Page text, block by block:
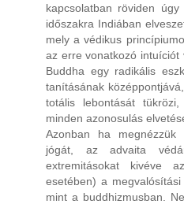
kapcsolatban röviden
időszakra Indiában
mely a védikus
az erre vonatkozó intuíciót
Buddha egy radikális
tanításának
totális lebontását
minden azonosulás
Azonban ha megnézzük
jógát, az advaita
extremitásokat kivéve
esetében) a
mint a buddhizmusban.